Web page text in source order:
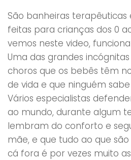
São banheiras
feitas para crianças dos 0
vemos neste video,
Uma das grandes
choros que os bebês têm
de vida e que ninguém
Vários especialistas
ao mundo, durante algum
lembram do conforto e
mãe, e que tudo ao que
cá fora é por vezes muito